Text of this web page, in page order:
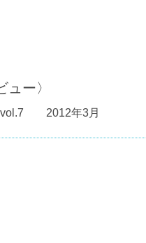
ュー〉
vol.7 2012年3月